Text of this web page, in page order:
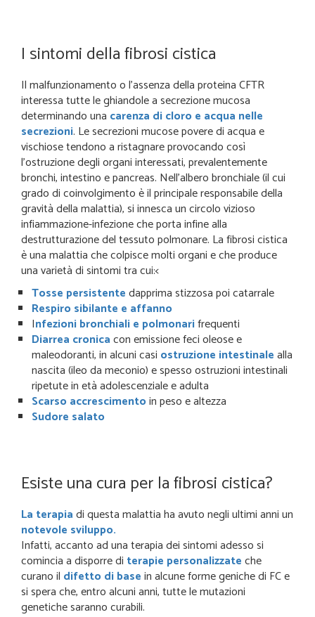
I sintomi della fibrosi cistica
Il malfunzionamento o l’assenza della proteina CFTR
interessa tutte le ghiandole a secrezione mucosa
determinando una carenza di cloro e acqua nelle
secrezioni. Le secrezioni mucose povere di acqua e
vischiose tendono a ristagnare provocando così
l’ostruzione degli organi interessati, prevalentemente
bronchi, intestino e pancreas. Nell’albero bronchiale (il cui
grado di coinvolgimento è il principale responsabile della
gravità della malattia), si innesca un circolo vizioso
infiammazione-infezione che porta infine alla
destrutturazione del tessuto polmonare. La fibrosi cistica
è una malattia che colpisce molti organi e che produce
una varietà di sintomi tra cui:<
Tosse persistentedapprima stizzosa poi catarrale
Respiro sibilante e affanno
Infezioni bronchiali e polmonarifrequenti
Diarrea cronicacon emissione feci oleose e
maleodoranti, in alcuni casi ostruzione intestinalealla
nascita (ileo da meconio) e spesso ostruzioni intestinali
ripetute in età adolescenziale e adulta
Scarso accrescimentoin peso e altezza
Sudore salato
Esiste una cura per la fibrosi cistica?
La terapiadi questa malattia ha avuto negli ultimi anniun
notevole sviluppo.
Infatti, accanto ad una terapia dei sintomi adesso si
comincia a disporre di terapie personalizzateche
curano il difetto di basein alcune forme geniche di FC e
si spera che, entro alcuni anni, tutte le mutazioni
genetiche saranno curabili.